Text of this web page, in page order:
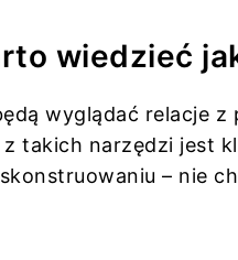
wiedzieć
wyglądać relacje z
takich narzędzi jest
– nie